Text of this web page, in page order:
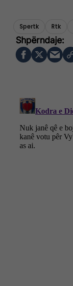
Spertk Rtk